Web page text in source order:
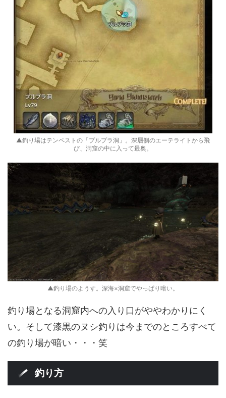
▲釣り場はテンペストの「プルプラ洞」。深層側のエーテライトから飛
び、洞窟の中に入って最奥。
▲釣り場のようす。深海×洞窟でやっぱり暗い。
釣り場となる洞窟内への入り口がややわかりにく
い。そして漆黒のヌシ釣りは今までのところすべて
の釣り場が暗い・・・笑
釣り方